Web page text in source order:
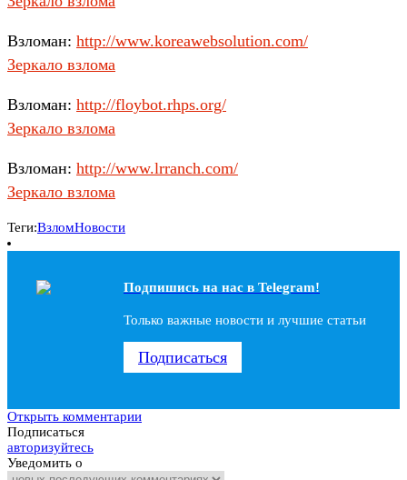
Взломан: http://www.koreawebsolution.com/
Зеркало взлома
Взломан: http://floybot.rhps.org/
Зеркало взлома
Взломан: http://www.lrranch.com/
Зеркало взлома
Теги:ВзломНовости
Подпишись на наc в Telegram!
Только важные новости и лучшие статьи
Подписаться
Открыть комментарии
Подписаться
авторизуйтесь
Уведомить о